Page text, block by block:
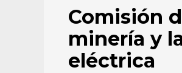
Comisión
minería y
eléctrica